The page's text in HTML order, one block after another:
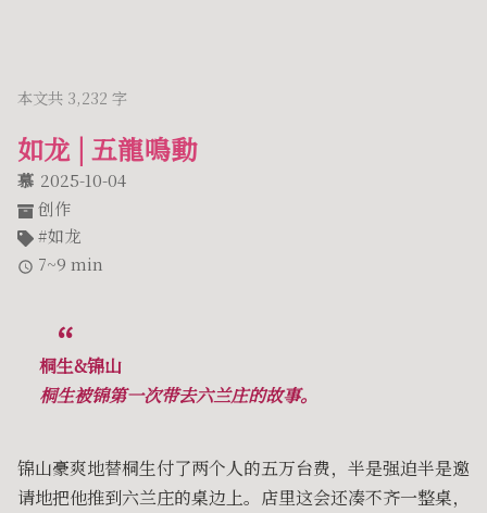
本文共 3,232 字
如龙 | 五龍鳴動
慕 2025-10-04
创作
如龙
7~9 min
桐生&锦山
桐生被锦第一次带去六兰庄的故事。
锦山豪爽地替桐生付了两个人的五万台费，半是强迫半是邀
请地把他推到六兰庄的桌边上。店里这会还凑不齐一整桌，